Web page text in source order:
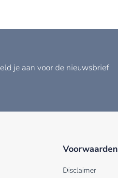
je aan voor de nieuwsbrief
Voorwaarden
Disclaimer